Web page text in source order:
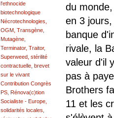
du
en 3
banque
rivale, la
valeur d'il
pas à
Brothers
11 et les
l'ethnocide
biotechnologique
Nécrotechnologies,
OGM, Transgène,
Mutagène,
Terminator, Traitor,
Superweed, stérilité
contractuelle, brevet
sur le vivant
Contribution Congrès
PS, Rénova(c)tion
Socialiste - Europe,
solidarités locales,